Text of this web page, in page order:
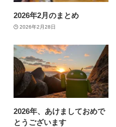
2026年2月のまとめ
2026年2月28日
2026年、あけましておめで
とうございます